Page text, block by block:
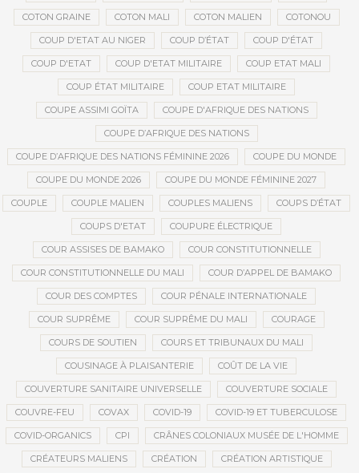
COTON GRAINE COTON MALI COTON MALIEN COTONOU
COUP D'ETAT AU NIGER COUP D’ÉTAT COUP D'ÉTAT
COUP D'ETAT COUP D'ETAT MILITAIRE COUP ETAT MALI
COUP ÉTAT MILITAIRE COUP ETAT MILITAIRE
COUPE ASSIMI GOÏTA COUPE D'AFRIQUE DES NATIONS
COUPE D’AFRIQUE DES NATIONS
COUPE D’AFRIQUE DES NATIONS FÉMININE 2026 COUPE DU MONDE
COUPE DU MONDE 2026 COUPE DU MONDE FÉMININE 2027
COUPLE COUPLE MALIEN COUPLES MALIENS COUPS D’ÉTAT
COUPS D'ETAT COUPURE ÉLECTRIQUE
COUR ASSISES DE BAMAKO COUR CONSTITUTIONNELLE
COUR CONSTITUTIONNELLE DU MALI COUR D’APPEL DE BAMAKO
COUR DES COMPTES COUR PÉNALE INTERNATIONALE
COUR SUPRÊME COUR SUPRÊME DU MALI COURAGE
COURS DE SOUTIEN COURS ET TRIBUNAUX DU MALI
COUSINAGE À PLAISANTERIE COÛT DE LA VIE
COUVERTURE SANITAIRE UNIVERSELLE COUVERTURE SOCIALE
COUVRE-FEU COVAX COVID-19 COVID-19 ET TUBERCULOSE
COVID-ORGANICS CPI CRÂNES COLONIAUX MUSÉE DE L'HOMME
CRÉATEURS MALIENS CRÉATION CRÉATION ARTISTIQUE